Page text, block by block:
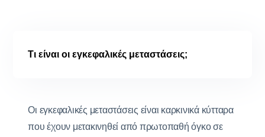
Τι είναι οι εγκεφαλικές μεταστάσεις;
Οι εγκεφαλικές μεταστάσεις είναι καρκινικά κύτταρα
που έχουν μετακινηθεί από πρωτοπαθή όγκο σε